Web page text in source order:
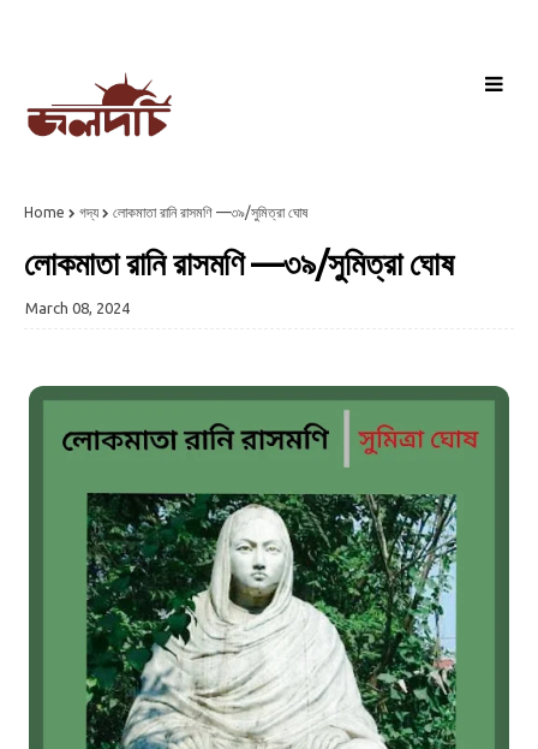
Home গদ্য লোকমাতা রানি রাসমণি —৩৯/সুমিত্রা ঘোষ
লোকমাতা রানি রাসমণি —৩৯/সুমিত্রা ঘোষ
March 08, 2024